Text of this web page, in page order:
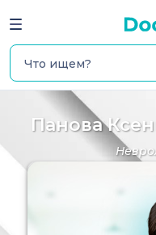
Панова